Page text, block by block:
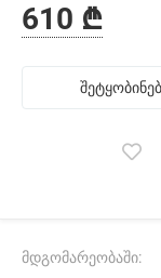
610 ₾
მდგომარეობაში: